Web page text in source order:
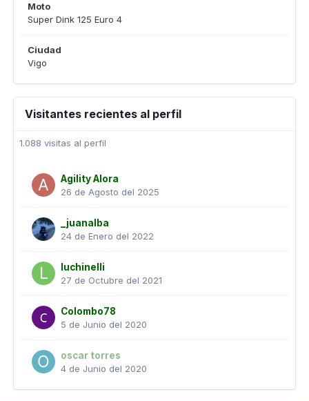
Moto
Super Dink 125 Euro 4
Ciudad
Vigo
Visitantes recientes al perfil
1.088 visitas al perfil
Agility Alora
26 de Agosto del 2025
_juanalba
24 de Enero del 2022
luchinelli
27 de Octubre del 2021
Colombo78
5 de Junio del 2020
oscar torres
4 de Junio del 2020